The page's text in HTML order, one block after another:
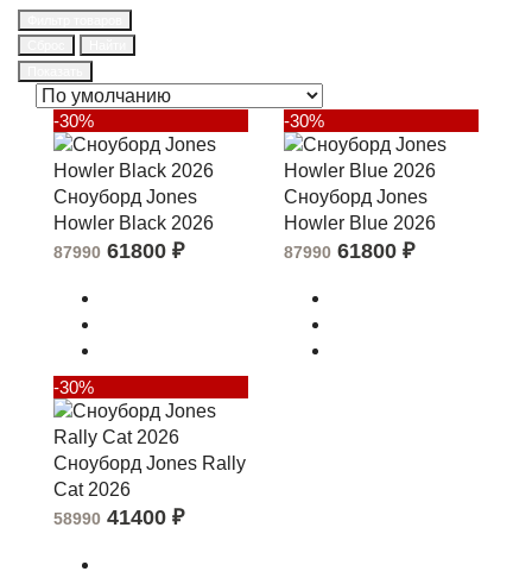
-30%
Сноуборд Jones
Howler Black 2026
87990 61800 ₽
-30%
Сноуборд Jones
Howler Blue 2026
87990 61800 ₽
-30%
Сноуборд Jones Rally
Cat 2026
58990 41400 ₽